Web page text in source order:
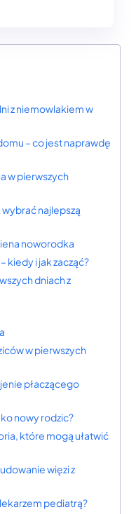
z niemowlakiem w
– co jest naprawdę
w pierwszych
najlepszą
noworodka
kiedy i jak zacząć?
dniach z
w pierwszych
płaczącego
nowy rodzic?
które mogą ułatwić
więzi z
pediatrą?